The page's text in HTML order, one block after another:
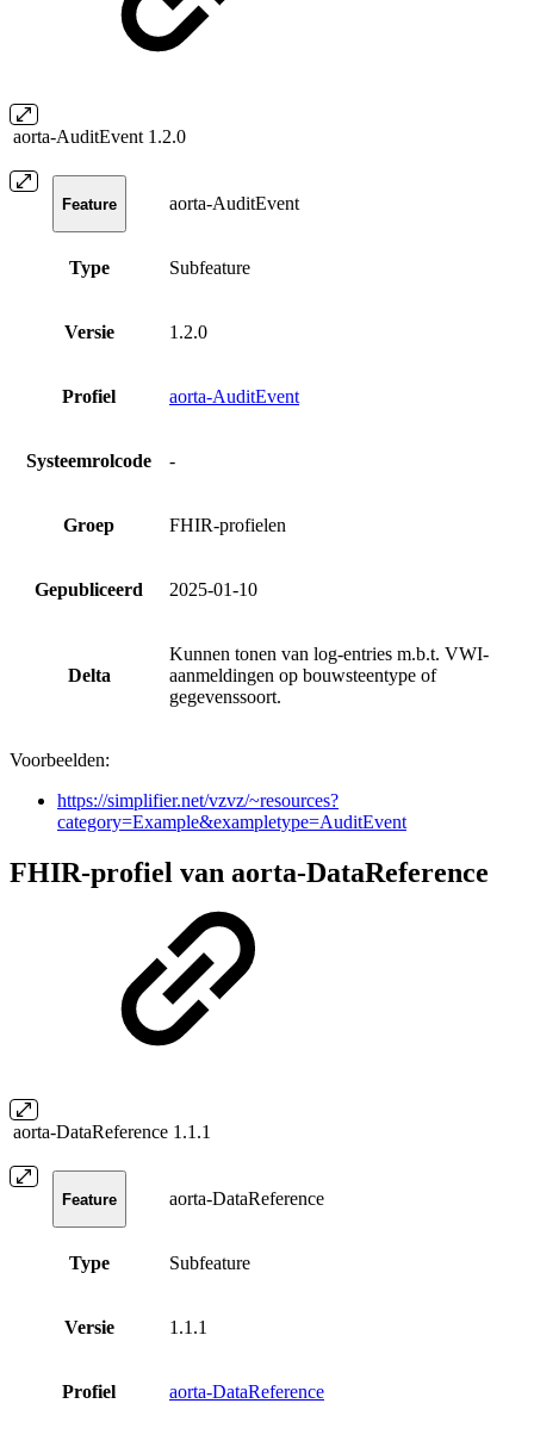
aorta-AuditEvent 1.2.0
Feature aorta-AuditEvent
Type Subfeature
Versie 1.2.0
Profiel aorta-AuditEvent
Systeemrolcode -
Groep FHIR-profielen
Gepubliceerd 2025-01-10
Delta
Kunnen tonen van log-entries m.b.t. VWI-
aanmeldingen op bouwsteentype of
gegevenssoort.
Voorbeelden:
https://simplifier.net/vzvz/~resources?
category=Example&exampletype=AuditEvent
FHIR-profiel van aorta-DataReference
aorta-DataReference 1.1.1
Feature aorta-DataReference
Type Subfeature
Versie 1.1.1
Profiel aorta-DataReference